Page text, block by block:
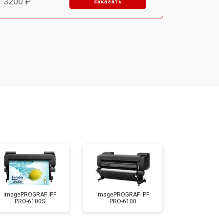
Заказать
3800 ₽ Заказать
3900 ₽ Заказать
imagePROGRAF iPF
PRO-6100S
imagePROGRAF iPF
PRO-6100